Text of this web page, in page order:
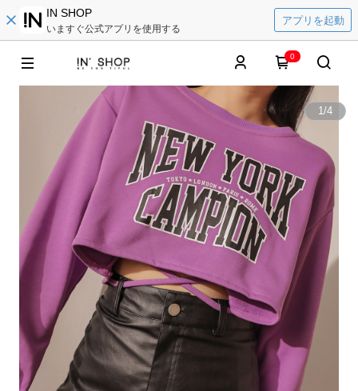
IN SHOP
いますぐ公式アプリを使用する
アプリを起動
0
1/4